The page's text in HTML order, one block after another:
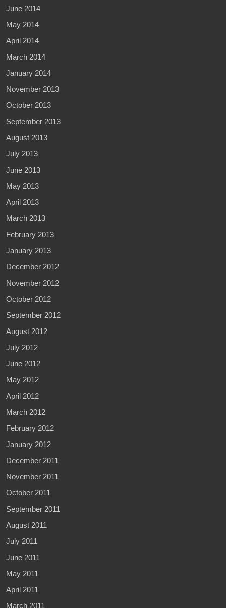
June 2014
May 2014
April 2014
March 2014
January 2014
November 2013
October 2013
September 2013
August 2013
July 2013
June 2013
May 2013
April 2013
March 2013
February 2013
January 2013
December 2012
November 2012
October 2012
September 2012
August 2012
July 2012
June 2012
May 2012
April 2012
March 2012
February 2012
January 2012
December 2011
November 2011
October 2011
September 2011
August 2011
July 2011
June 2011
May 2011
April 2011
March 2011